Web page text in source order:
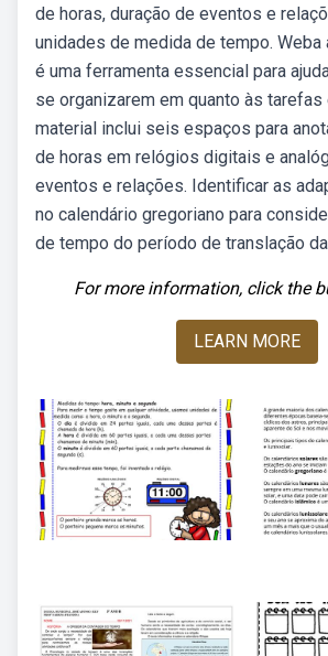
de horas, duração de eventos e
unidades de medida de tempo. Weba
é uma ferramenta essencial para
se organizarem em quanto às
material inclui seis espaços para
de horas em relógios digitais e
eventos e relações. Identificar as
no calendário gregoriano para
de tempo do período de translação
For more information, click the
LEARN MORE